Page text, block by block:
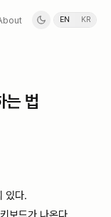
EN KR
는 법
있다.